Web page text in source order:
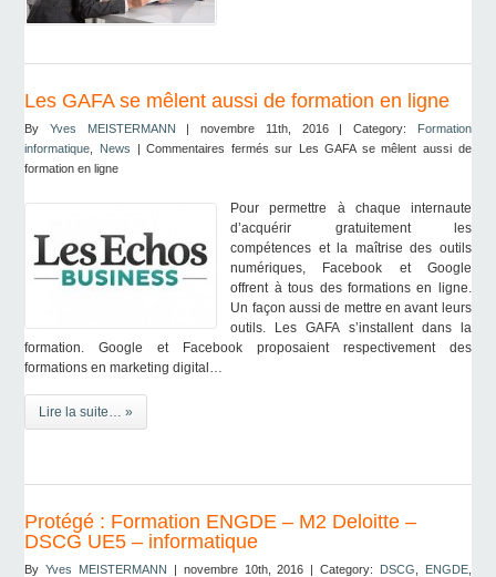
Les GAFA se mêlent aussi de formation en ligne
ByYves MEISTERMANN | novembre 11th, 2016 | Category:
Formation
informatique
News |Commentaires fermés sur Les GAFA se mêlent aussi de
formation en ligne
Pour permettre à chaque internaute
d’acquérir gratuitement les
compétences et la maîtrise des outils
numériques, Facebook et Google
offrent à tous des formations en ligne.
Un façon aussi de mettre en avant leurs
outils. Les GAFA s’installent dans la
formation. Google et Facebook proposaient respectivement des
formations en marketing digital…
Lire la suite… »
Protégé : Formation ENGDE – M2 Deloitte –
DSCG UE5 – informatique
ByYves MEISTERMANN | novembre 10th, 2016 | Category: DSCG ENGDE,